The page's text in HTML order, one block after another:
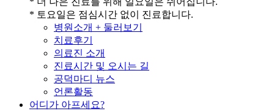
* 토요일은 점심시간 없이 진료합니다.
병원소개 + 둘러보기
치료후기
의료진 소개
진료시간 및 오시는 길
공덕마디 뉴스
언론활동
어디가 아프세요?